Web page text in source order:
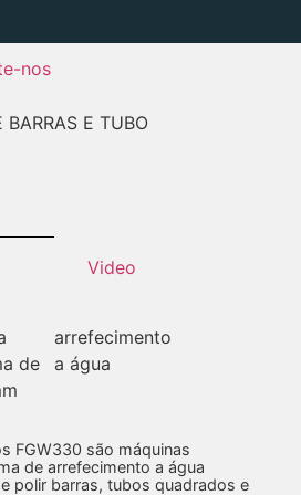
nos
BARRAS E TUBO
Video
de
arrefecimento
a água
FGW330 são máquinas
de arrefecimento a água
polir barras, tubos quadrados e